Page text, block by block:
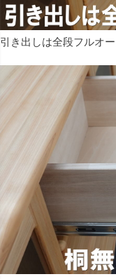
引き出しは全段フルオ